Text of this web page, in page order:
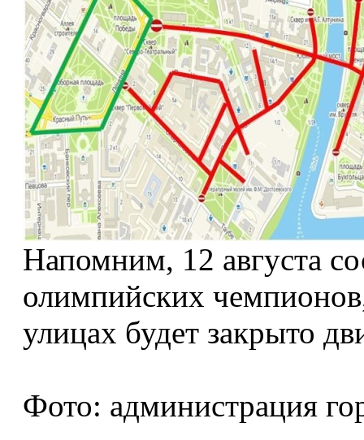
Напомним, 12 августа
олимпийских
улицах будет закрыто
Фото: администрация